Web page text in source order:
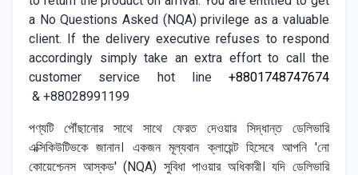
a No Questions Asked (NQA) privilege as a valuable
client. If the delivery executive refuses to respond
accordingly simply take an extra effort to call the
customer service hot line +8801748747674
& +88028991199
পণ্যটি পৌঁছানোর সাথে সাথে ফেরত দেওয়ার সিদ্ধান্ত ডেলিভারি
এক্সিকিউটিভকে জানান। একজন মূল্যবান ক্লায়েন্ট হিসেবে আপনি 'নো
কোয়েশ্চেনস আস্কড' (NQA) সুবিধা পাওয়ার অধিকারী। যদি ডেলিভারি